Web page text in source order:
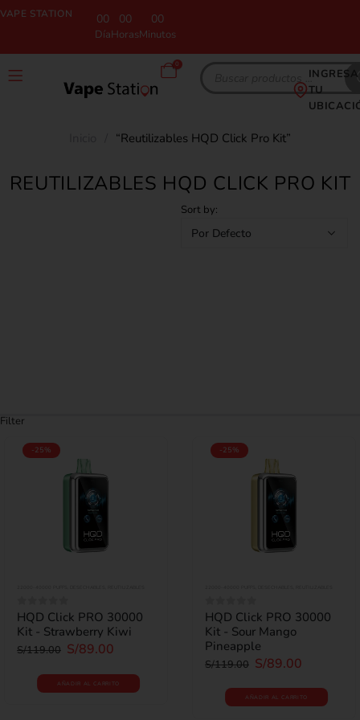
VAPE STATION 00
Día
00
Horas
00
Minutos
0
INGRESA
TU
“Reutilizables HQD Click Pro Kit”
REUTILIZABLES HQD CLICK PRO KIT
Filter
Sort by:
-25%
0 out of 5
HQD Click PRO 30000
Kit - Strawberry Kiwi
S/119.00 S/89.00
AÑADIR AL CARRITO
-25%
0 out of 5
HQD Click PRO 30000
Kit - Sour Mango
Pineapple
S/119.00 S/89.00
AÑADIR AL CARRITO